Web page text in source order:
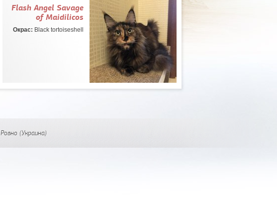
Flash Angel Savage
of Maidilicos
Окрас: Black tortoiseshell
Ровно (Украина)